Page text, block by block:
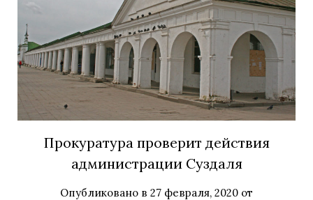
Прокуратура проверит действия
администрации Суздаля
Опубликовано в 27 февраля, 2020 от